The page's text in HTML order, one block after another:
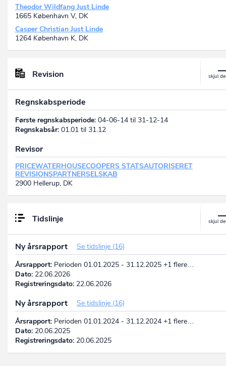
Theodor Wildfang Just Linde
1665 København V, DK
Casper Christian Just Linde
1264 København K, DK
Revision
Regnskabsperiode
Første regnskabsperiode: 04-06-14 til 31-12-14
Regnskabsår: 01.01 til 31.12
Revisor
PRICEWATERHOUSECOOPERS STATSAUTORISERET
REVISIONSPARTNERSELSKAB
2900 Hellerup, DK
Tidslinje
Ny årsrapport
Se tidslinje (16)
Årsrapport: Perioden 01.01.2025 - 31.12.2025 +1 flere…
Dato: 22.06.2026
Registreringsdato: 22.06.2026
Ny årsrapport
Se tidslinje (16)
Årsrapport: Perioden 01.01.2024 - 31.12.2024 +1 flere…
Dato: 20.06.2025
Registreringsdato: 20.06.2025